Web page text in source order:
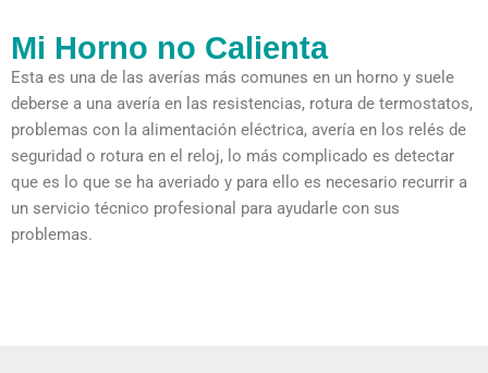
Mi Horno no Calienta
Esta es una de las averías más comunes en un horno y suele
deberse a una avería en las resistencias, rotura de termostatos,
problemas con la alimentación eléctrica, avería en los relés de
seguridad o rotura en el reloj, lo más complicado es detectar
que es lo que se ha averiado y para ello es necesario recurrir a
un servicio técnico profesional para ayudarle con sus
problemas.